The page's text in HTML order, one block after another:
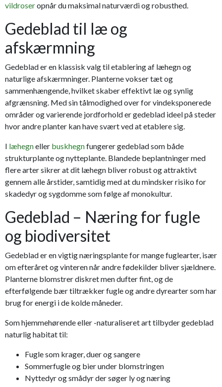
vildroseropnår du maksimal naturværdi og robusthed.
Gedeblad til læ og
afskærmning
Gedeblad er en klassisk valg til etablering af læhegn og
naturlige afskærmninger. Planterne vokser tæt og
sammenhængende, hvilket skaber effektivt læ og synlig
afgrænsning. Med sin tålmodighed over for vindeksponerede
områder og varierende jordforhold er gedeblad ideel på steder
hvor andre planter kan have svært ved at etablere sig.
I læhegneller buskhegnfungerer gedeblad som både
strukturplante og nytteplante. Blandede beplantninger med
flere arter sikrer at dit læhegn bliver robust og attraktivt
gennem alle årstider, samtidig med at du mindsker risiko for
skadedyr og sygdomme som følge af monokultur.
Gedeblad – Næring for fugle
og biodiversitet
Gedeblad er en vigtig næringsplante for mange fuglearter, især
om efteråret og vinteren når andre fødekilder bliver sjældnere.
Planterne blomstrer diskret men dufter fint, og de
efterfølgende bær tiltrækker fugle og andre dyrearter som har
brug for energi i de kolde måneder.
Som hjemmehørende eller -naturaliseret art tilbyder gedeblad
naturlig habitat til:
Fugle som krager, duer og sangere
Sommerfugle og bier under blomstringen
Nyttedyr og smådyr der søger ly og næring